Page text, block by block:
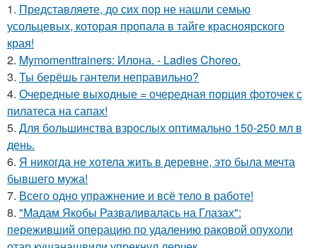
1. Представляете, до сих пор не нашли семью
усольцевых, которая пропала в тайге красноярского
края!
2. Mymomenttrainers: Илона. - Ladies Choreo.
3. Ты берёшь гантели неправильно?
4. Очередные выходные = очередная порция фоточек с
пилатеса на сапах!
5. Для большинства взрослых оптимально 150-250 мл в
день.
6. Я никогда не хотела жить в деревне, это была мечта
бывшего мужа!
7. Всего одно упражнение и всё тело в работе!
8. "Мадам Якобы Разваливалась на Глазах":
переживший операцию по удалению раковой опухоли